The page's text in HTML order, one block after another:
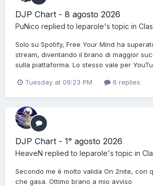
DJP Chart - 8 agosto 2026
PuNico replied to leparole's topic in
Solo su Spotify, Free Your Mind ha
stream, diventando il brano di maggior
sulla piattaforma. Lo stesso vale per
Tuesday at 09:23 PM 6 replies
DJP Chart - 1° agosto 2026
HeaveN replied to leparole's topic in
Secondo me è molto valida On 2nite, con
che gasa. Ottimo brano a mio avviso